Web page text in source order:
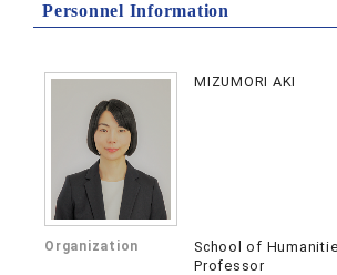
Personnel Information
MIZUMORI AKI
Organization
School of
Professor